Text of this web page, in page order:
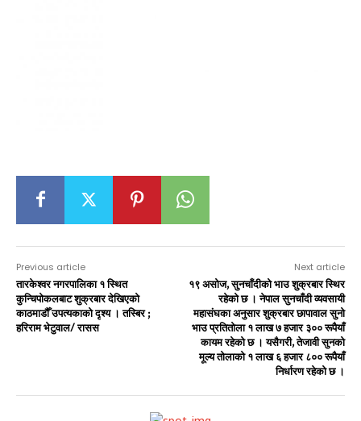
Previous article
तारकेश्वर नगरपालिका १ स्थित
कुन्चिपोकलबाट शुक्रबार देखिएको
काठमाडौँ उपत्यकाको दृश्य । तस्बिर ;
हरिराम भेटुवाल/ रासस
Next article
१९ असोज, सुनचाँदीको भाउ शुक्रबार स्थिर
रहेको छ । नेपाल सुनचाँदी व्यवसायी
महासंघका अनुसार शुक्रबार छापावाल सुनो
भाउ प्रतितोला १ लाख ७ हजार ३०० रूपैयाँ
कायम रहेको छ । यसैगरी, तेजावी सुनको
मूल्य तोलाको १ लाख ६ हजार ८०० रूपैयाँ
निर्धारण रहेको छ ।